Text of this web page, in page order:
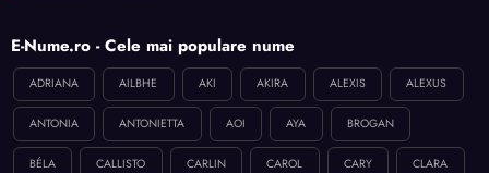
E-Nume.ro - Cele mai populare nume
ADRIANA AILBHE AKI AKIRA ALEXIS ALEXUS
ANTONIA ANTONIETTA AOI AYA BROGAN
BÉLA CALLISTO CARLIN CAROL CARY CLARA